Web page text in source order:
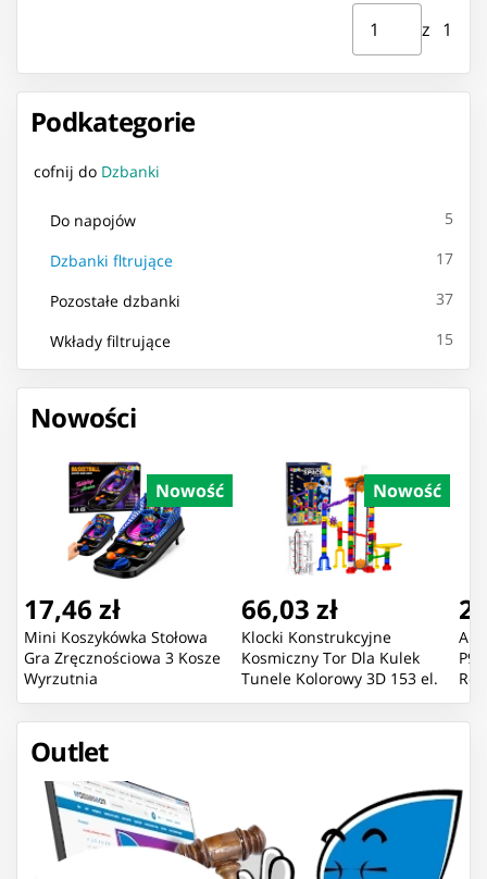
Podkategorie
cofnij do Dzbanki
Do napojów 5
Dzbanki fltrujące 17
Pozostałe dzbanki 37
Wkłady filtrujące 15
Nowości
Nowość
17,46 zł
Mini Koszykówka Stołowa
Gra Zręcznościowa 3 Kosze
Wyrzutnia
Nowość
66,03 zł
Klocki Konstrukcyjne
Kosmiczny Tor Dla Kulek
Tunele Kolorowy 3D 153 el.
Outlet
Strona ⁨1⁩ z ⁨1⁩
z ⁨1⁩
Przejdź do strony